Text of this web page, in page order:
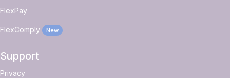
FlexPay
FlexComply New
Support
Privacy